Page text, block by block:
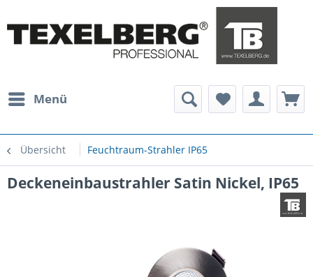
Menü
Übersicht Feuchtraum-Strahler IP65
Deckeneinbaustrahler Satin Nickel, IP65